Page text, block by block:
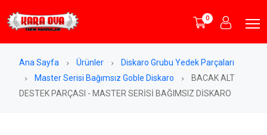
0
Ana Sayfa Ürünler
Diskaro Grubu Yedek Parçaları
Master Serisi Bağımsız Goble Diskaro
BACAK ALT
DESTEK PARÇASI - MASTER SERİSİ BAĞIMSIZ DİSKARO